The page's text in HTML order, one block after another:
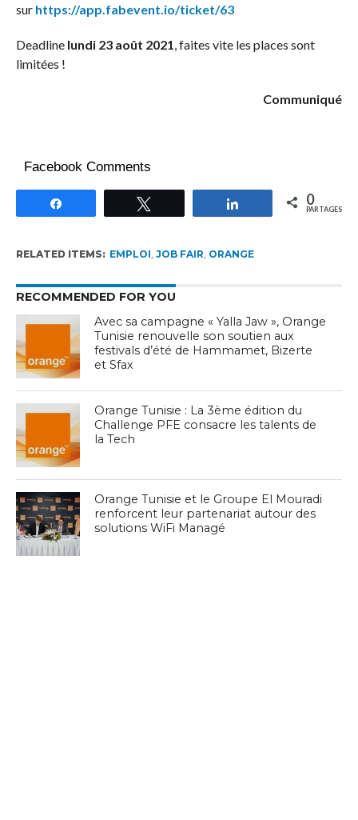
sur https://app.fabevent.io/ticket/63
Deadline lundi 23 août 2021, faites vite les places sont
limitées !
Communiqué
Facebook Comments
Partagez 0
PARTAGES
RELATED ITEMS: EMPLOI JOB FAIR ORANGE
RECOMMENDED FOR YOU
Avec sa campagne « Yalla Jaw », Orange
Tunisie renouvelle son soutien aux
festivals d’été de Hammamet, Bizerte
et Sfax
Orange Tunisie : La 3ème édition du
Challenge PFE consacre les talents de
la Tech
Orange Tunisie et le Groupe El Mouradi
renforcent leur partenariat autour des
solutions WiFi Managé